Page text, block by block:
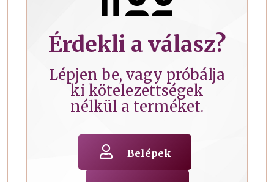
Érdekli a válasz?
Lépjen be, vagy próbálja
ki kötelezettségek
nélkül a terméket.
Belépek